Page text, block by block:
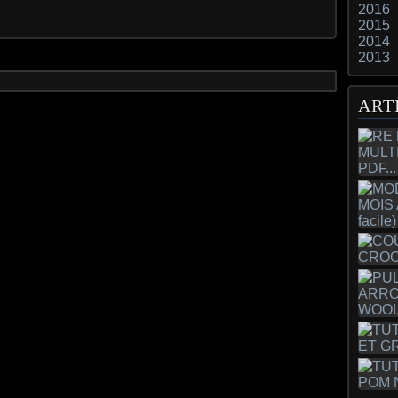
2016
2015
2014
2013